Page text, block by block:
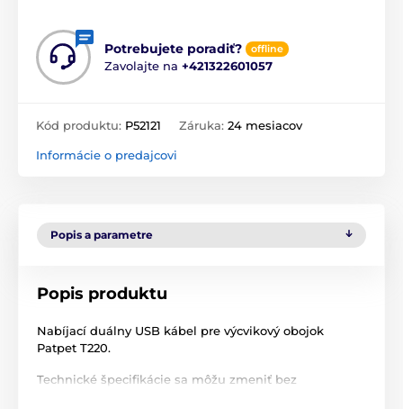
Potrebujete poradiť? offline
Zavolajte na +421322601057
Kód produktu: P52121 Záruka: 24 mesiacov
Informácie o predajcovi
Popis a parametre
Popis produktu
Nabíjací duálny USB kábel pre výcvikový obojok
Patpet T220.
Technické špecifikácie sa môžu zmeniť bez